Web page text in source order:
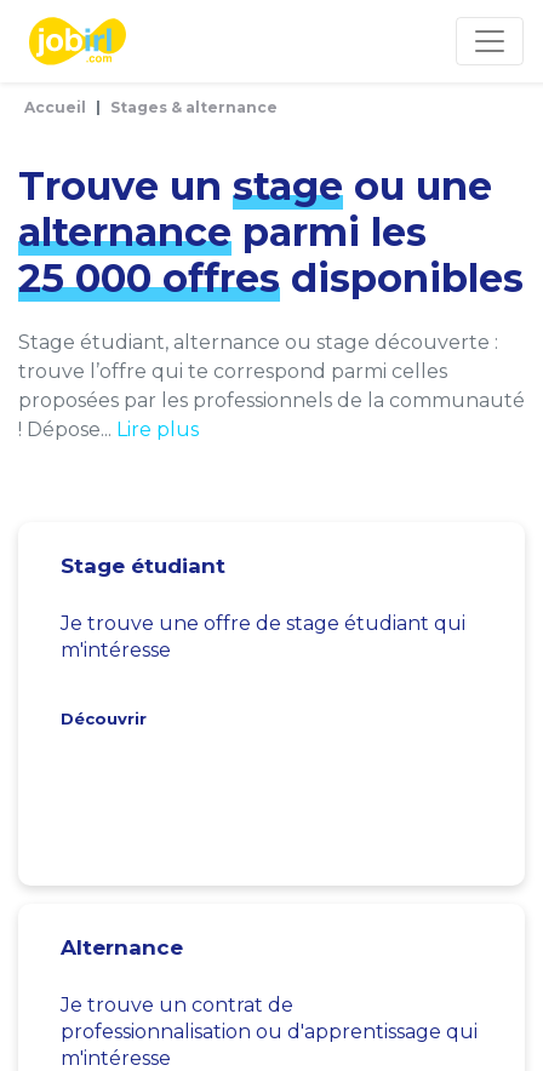
Accueil Stages & alternance
Trouve un stage ou une
alternance parmi les
25 000 offres disponibles
Stage étudiant, alternance ou stage découverte :
trouve l’offre qui te correspond parmi celles
proposées par les professionnels de la communauté
! Dépose... Lire plus
Stage étudiant
Je trouve une offre de stage étudiant qui
m'intéresse
Découvrir
Alternance
Je trouve un contrat de
professionnalisation ou d'apprentissage qui
m'intéresse
Panneau de gestion des cookies